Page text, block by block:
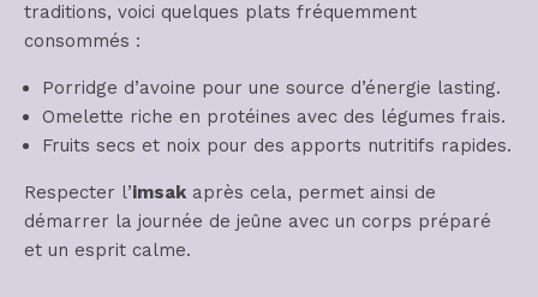
traditions, voici quelques plats fréquemment
consommés :
Porridge d’avoine pour une source d’énergie lasting.
Omelette riche en protéines avec des légumes frais.
Fruits secs et noix pour des apports nutritifs rapides.
Respecter l’imsak après cela, permet ainsi de
démarrer la journée de jeûne avec un corps préparé
et un esprit calme.